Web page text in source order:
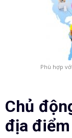
Phù hợp
Chủ
địa